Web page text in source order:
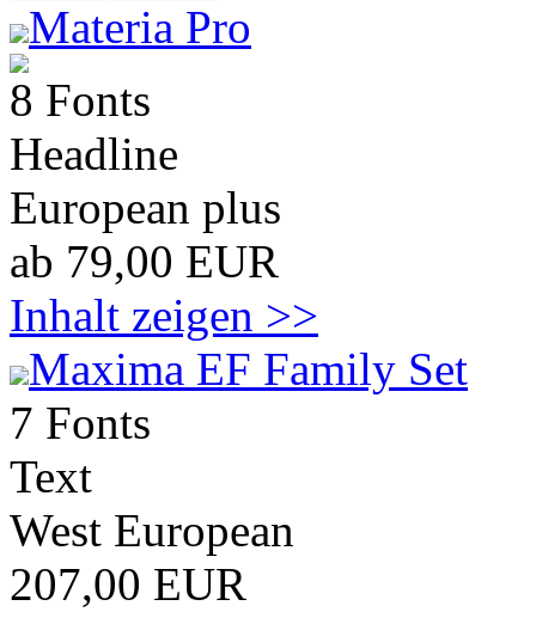
Materia Pro
8 Fonts
Headline
European plus
ab 79,00 EUR
Inhalt zeigen >>
Maxima EF Family Set
7 Fonts
Text
West European
207,00 EUR